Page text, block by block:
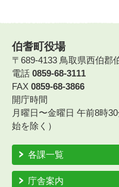
伯耆町役場
〒689-4133 鳥取県西伯郡
電話 0859-68-3111
FAX 0859-68-3866
開庁時間
月曜日〜金曜日 午前8時
始を除く）
各課一覧
庁舎案内